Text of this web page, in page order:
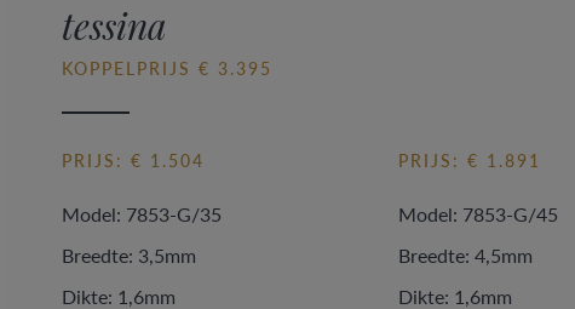
tessina
KOPPELPRIJS € 3.395
PRIJS: € 1.504
Model: 7853-G/35
Breedte: 3,5mm
Dikte: 1,6mm
PRIJS: € 1.891
Model: 7853-G/45
Breedte: 4,5mm
Dikte: 1,6mm